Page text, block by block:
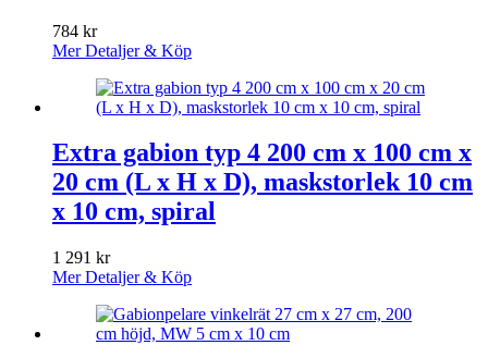
784 kr
Mer Detaljer & Köp
Extra gabion typ 4 200 cm x 100 cm x
20 cm (L x H x D), maskstorlek 10 cm
x 10 cm, spiral
1 291 kr
Mer Detaljer & Köp